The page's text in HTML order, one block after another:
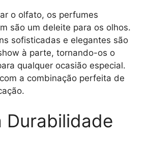
o olfato, os perfumes
são um deleite para os olhos.
sofisticadas e elegantes são
à parte, tornando-os o
qualquer ocasião especial.
a combinação perfeita de
Durabilidade